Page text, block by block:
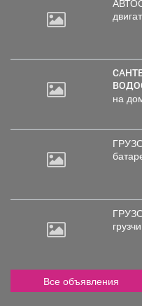
САНТЕХНИКА - ПОВЕРКА
на
Все объявления